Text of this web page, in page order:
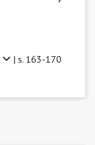
| s. 163-170